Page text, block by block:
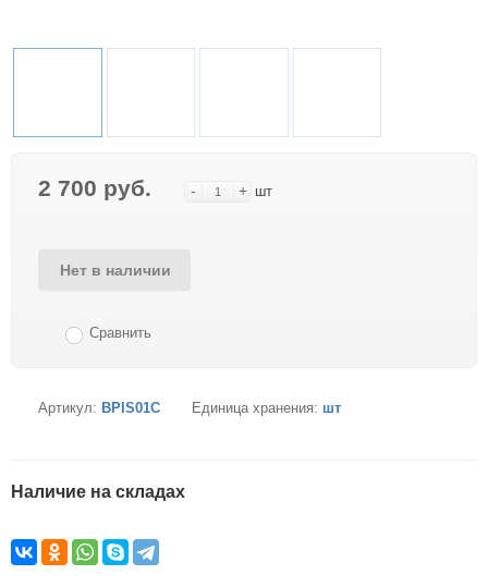
2 700 руб. - + шт
Нет в наличии
Сравнить
Артикул: BPIS01C Единица хранения: шт
Наличие на складах